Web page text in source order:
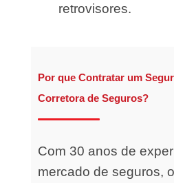
retrovisores.
Por que Contratar um
Corretora de Seguros?
Com 30 anos de
mercado de seguros,